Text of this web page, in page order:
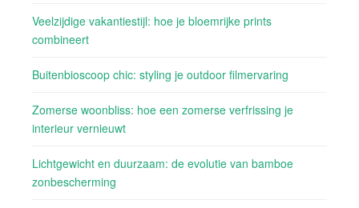
Veelzijdige vakantiestijl: hoe je bloemrijke prints
combineert
Buitenbioscoop chic: styling je outdoor filmervaring
Zomerse woonbliss: hoe een zomerse verfrissing je
interieur vernieuwt
Lichtgewicht en duurzaam: de evolutie van bamboe
zonbescherming